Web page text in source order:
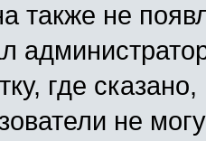
также не
где
не